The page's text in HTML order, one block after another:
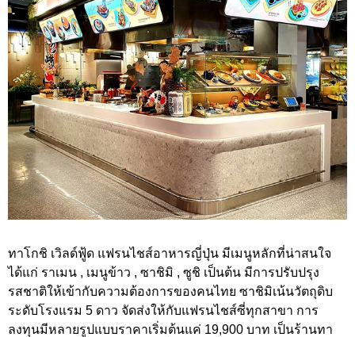
ทาโกชิ เวิลด์ฟู้ด แฟรนไชส์อาหารญี่ปุ่น มีเมนูหลักที่น่าสนใจ
ได้แก่ ราเมน , เมนูข้าว , ซาชิมิ , ซูชิ เป็นต้น มีการปรับปรุง
รสชาติให้เข้ากับความต้องการของคนไทย ซาชิมิเน้นวัตถุดิบ
ระดับโรงแรม 5 ดาว จัดส่งให้กับแฟรนไชส์ซี่ทุกสาขา การ
ลงทุนมีหลายรูปแบบราคาเริ่มต้นแค่ 19,900 บาท เป็นร้านทา